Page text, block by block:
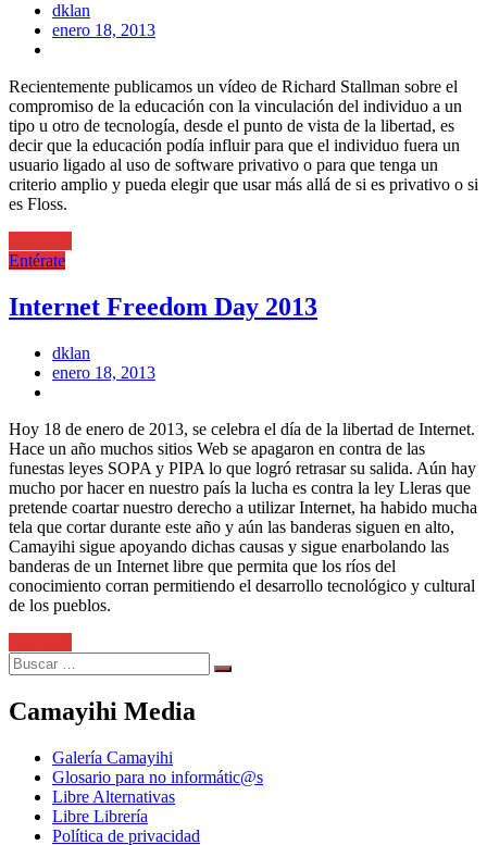
dklan
Posted
enero 18, 2013
Recientemente publicamos un vídeo de Richard Stallman sobre el
compromiso de la educación con la vinculación del individuo a un
tipo u otro de tecnología, desde el punto de vista de la libertad, es
decir que la educación podía influir para que el individuo fuera un
usuario ligado al uso de software privativo o para que tenga un
criterio amplio y pueda elegir que usar más allá de si es privativo o si
es Floss.
Entérate
Internet Freedom Day 2013
dklan
Posted
enero 18, 2013
Hoy 18 de enero de 2013, se celebra el día de la libertad de Internet.
Hace un año muchos sitios Web se apagaron en contra de las
funestas leyes SOPA y PIPA lo que logró retrasar su salida. Aún hay
mucho por hacer en nuestro país la lucha es contra la ley Lleras que
pretende coartar nuestro derecho a utilizar Internet, ha habido mucha
tela que cortar durante este año y aún las banderas siguen en alto,
Camayihi sigue apoyando dichas causas y sigue enarbolando las
banderas de un Internet libre que permita que los ríos del
conocimiento corran permitiendo el desarrollo tecnológico y cultural
de los pueblos.
Search
for:
Search
Camayihi Media
Galería Camayihi
Glosario para no informátic@s
Libre Alternativas
Libre Librería
Política de privacidad